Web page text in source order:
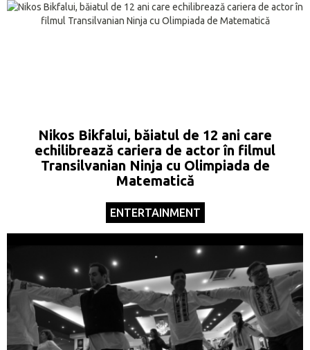
Nikos Bikfalui, băiatul de 12 ani care
echilibrează cariera de actor în filmul
Transilvanian Ninja cu Olimpiada de
Matematică
ENTERTAINMENT